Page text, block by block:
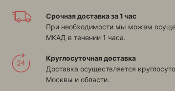
Срочная доставка за 1 час
При необходимости мы можем
МКАД в течении 1 часа.
Круглосуточная доставка
Доставка осуществляется
Москвы и области.